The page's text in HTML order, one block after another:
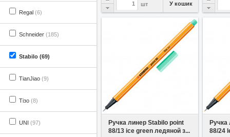
Regal (6)
Schneider (185)
Stabilo (69)
TianJiao (9)
Тізо (8)
UNI (97)
шт У кошик
Ручка линер Stabilo point
88/13 ice green ледяной з...
Ручка
88/24